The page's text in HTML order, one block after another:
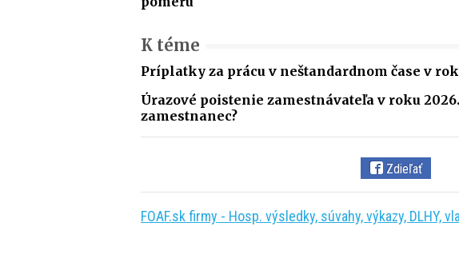
K téme
Príplatky za prácu v neštandardnom čase v
Úrazové poistenie zamestnávateľa v roku
zamestnanec?
Zdieľať
FOAF.sk firmy - Hosp. výsledky, súvahy, výkazy, DLHY,